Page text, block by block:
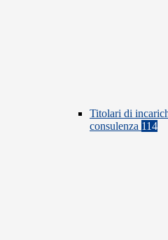
Titolari di
consulenza 114